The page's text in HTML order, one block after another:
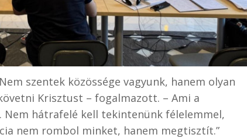
szentek közössége vagyunk, hanem olyan
Krisztust – fogalmazott. – Ami a
hátrafelé kell tekintenünk félelemmel,
nem rombol minket, hanem megtisztít.”